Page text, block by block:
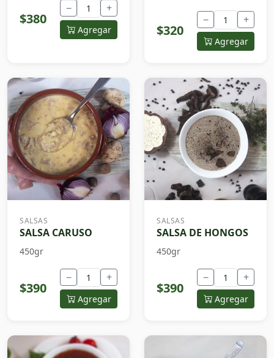
$380
− +
Agregar $320
− +
Agregar
SALSAS
SALSA CARUSO
450gr
$390
− +
Agregar
SALSAS
SALSA DE HONGOS
450gr
$390
− +
Agregar